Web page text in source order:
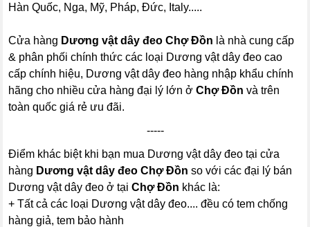
Hàn Quốc, Nga, Mỹ, Pháp, Đức, Italy.....
Cửa hàng Dương vật dây đeo Chợ Đồn là nhà cung cấp
& phân phối chính thức các loại Dương vật dây đeo cao
cấp chính hiệu, Dương vật dây đeo hàng nhập khẩu chính
hãng cho nhiều cửa hàng đại lý lớn ởChợ Đồn và trên
toàn quốc giá rẻ ưu đãi.
-----
Điểm khác biệt khi bạn mua Dương vật dây đeo tại cửa
hàng Dương vật dây đeo Chợ Đồn so với các đại lý bán
Dương vật dây đeo ở tạiChợ Đồn khác là:
+ Tất cả các loại Dương vật dây đeo.... đều có tem chống
hàng giả, tem bảo hành